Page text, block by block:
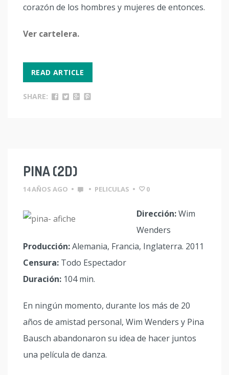
corazón de los hombres y mujeres de entonces.
Ver cartelera.
READ ARTICLE
SHARE:
PINA (2D)
14 AÑOS AGO • • PELICULAS • 0
Dirección:Wim
Wenders
Producción:Alemania, Francia, Inglaterra. 2011
Censura: Todo Espectador
Duración: 104 min.
En ningún momento, durante los más de 20
años de amistad personal, Wim Wenders y Pina
Bausch abandonaron su idea de hacer juntos
una película de danza.